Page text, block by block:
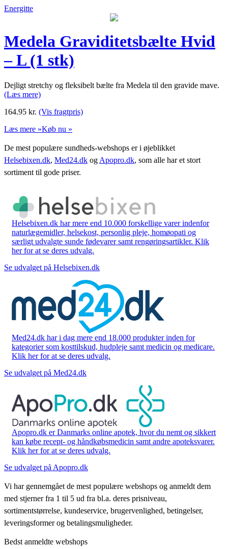
Energitte
Medela Graviditetsbælte Hvid
– L (1 stk)
Dejligt stretchy og fleksibelt bælte fra Medela til den gravide mave.
(Læs mere)
164.95 kr. (Vis fragtpris)
Læs mere »Køb nu »
De mest populære sundheds-webshops er i øjeblikket
Helsebixen.dk, Med24.dk og Apopro.dk, som alle har et stort
sortiment til gode priser.
Helsebixen.dk har mere end 10.000 forskellige varer indenfor
naturlægemidler, helsekost, personlig pleje, homøopati og
særligt udvalgte sunde fødevarer samt rengøringsartikler. Klik
her for at se deres udvalg.
Se udvalget på Helsebixen.dk
Med24.dk har i dag mere end 18.000 produkter inden for
kategorier som kosttilskud, hudpleje samt medicin og medicare.
Klik her for at se deres udvalg.
Se udvalget på Med24.dk
Apopro.dk er Danmarks online apotek, hvor du nemt og sikkert
kan købe recept- og håndkøbsmedicin samt andre apoteksvarer.
Klik her for at se deres udvalg.
Se udvalget på Apopro.dk
Vi har gennemgået de mest populære webshops og anmeldt dem
med stjerner fra 1 til 5 ud fra bl.a. deres prisniveau,
sortimentstørrelse, kundeservice, brugervenlighed, betingelser,
leveringsformer og betalingsmuligheder.
Bedst anmeldte webshops